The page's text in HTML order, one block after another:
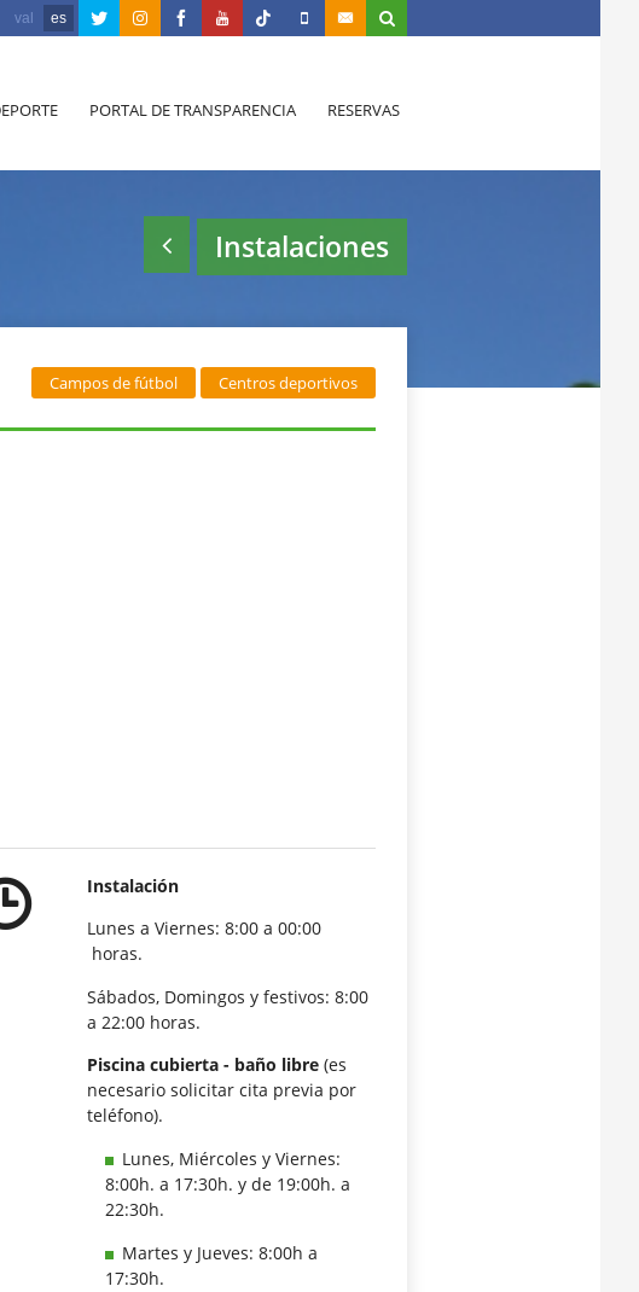
val es
PORTAL DE TRANSPARENCIA RESERVAS
Instalaciones
Campos de fútbol Centros deportivos
Instalación
Lunes a Viernes: 8:00 a 00:00
horas.
Sábados, Domingos y festivos: 8:00
a 22:00 horas.
Piscina cubierta - baño libre (es
necesario solicitar cita previa por
teléfono).
Lunes, Miércoles y Viernes:
8:00h. a 17:30h. y de 19:00h. a
22:30h.
Martes y Jueves: 8:00h a
17:30h.